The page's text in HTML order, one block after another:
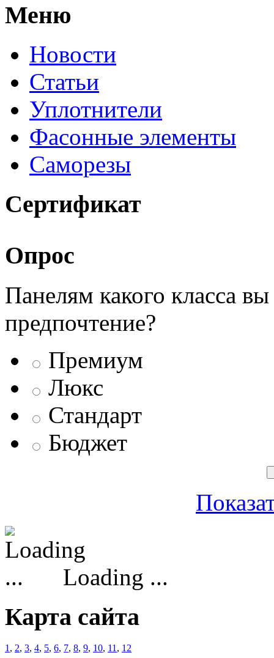
Меню
Новости
Статьи
Уплотнители
Фасонные элементы
Саморезы
Сертификат
Опрос
Панелям какого класса
предпочтение?
Премиум
Люкс
Стандарт
Бюджет
Loading ...
Карта сайта
1 , 2, 3, 4, 5, 6, 7, 8, 9, 10, 11 , 12